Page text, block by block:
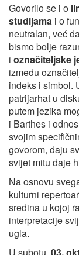
Govorilo se i o
studijama i o
neutralan, već
bismo bolje
i označiteljske
između
indeks i simbol.
patrijarhat u
putem jezika
i Barthes i
svojim
govorom, daju
svijet mitu daje
Na osnovu
kulturni
sredina u kojoj
interpretacije
ugla.
U subotu, 03.